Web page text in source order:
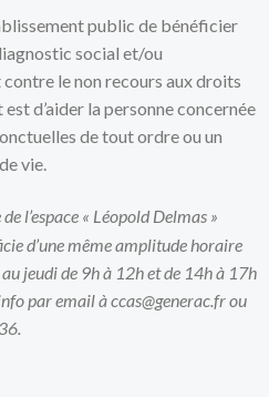
public de bénéficier
social et/ou
le non recours aux droits
d’aider la personne concernée
de tout ordre ou un
vie.
l’espace « Léopold Delmas »
d’une même amplitude horaire
jeudi de 9h à 12h et de 14h à 17h
par email à ccas@generac.fr ou